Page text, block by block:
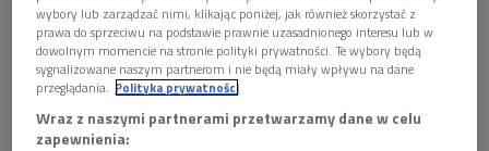
wybory lub zarządzać nimi, klikając poniżej, jak również skorzystać z
prawa do sprzeciwu na podstawie prawnie uzasadnionego interesu lub w
dowolnym momencie na stronie polityki prywatności. Te wybory będą
sygnalizowane naszym partnerom i nie będą miały wpływu na dane
przeglądania. Polityka prywatności
Wraz z naszymi partnerami przetwarzamy dane w celu
zapewnienia: